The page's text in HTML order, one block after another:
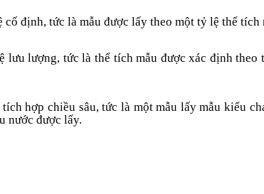
cố định, tức là mẫu được lấy theo một tỷ lệ thể
lưu lượng, tức là thể tích mẫu được xác định
hợp chiều sâu, tức là một mẫu lấy mẫu kiểu
nước được lấy.